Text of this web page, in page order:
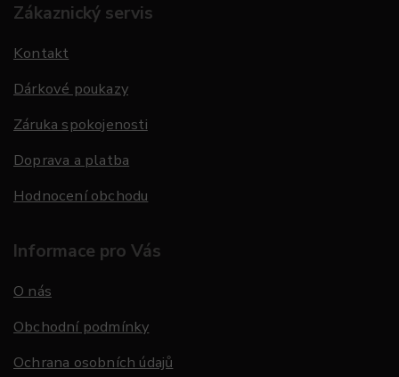
Zákaznický servis
Kontakt
Dárkové poukazy
Záruka spokojenosti
Doprava a platba
Hodnocení obchodu
Informace pro Vás
O nás
Obchodní podmínky
Ochrana osobních údajů